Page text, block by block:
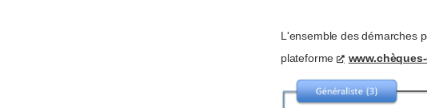
L'ensemble des démarches
plateforme